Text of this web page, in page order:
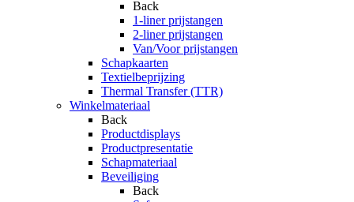
Back
1-liner prijstangen
2-liner prijstangen
Van/Voor prijstangen
Schapkaarten
Textielbeprijzing
Thermal Transfer (TTR)
Winkelmateriaal
Back
Productdisplays
Productpresentatie
Schapmateriaal
Beveiliging
Back